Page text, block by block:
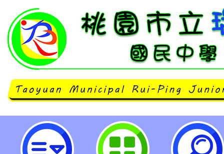
公告本校112學年度第1學期第
支援工作人員甄選簡章（1次公告